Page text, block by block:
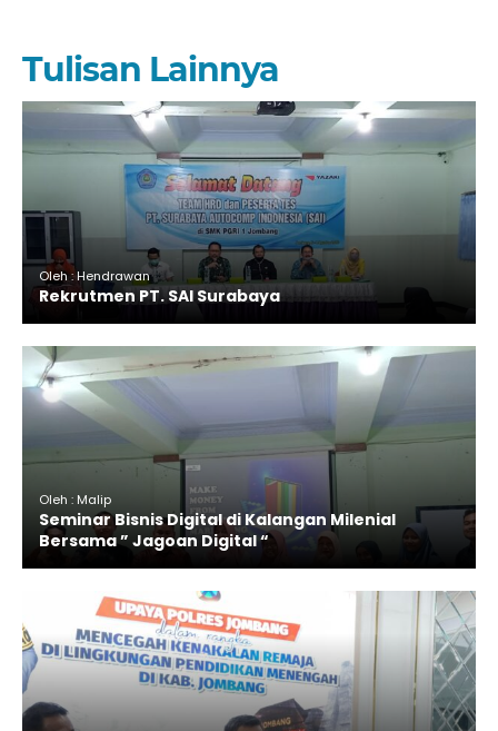
Tulisan Lainnya
Oleh : Hendrawan
Rekrutmen PT. SAI Surabaya
Oleh : Malip
Seminar Bisnis Digital di Kalangan Milenial
Bersama ” Jagoan Digital “